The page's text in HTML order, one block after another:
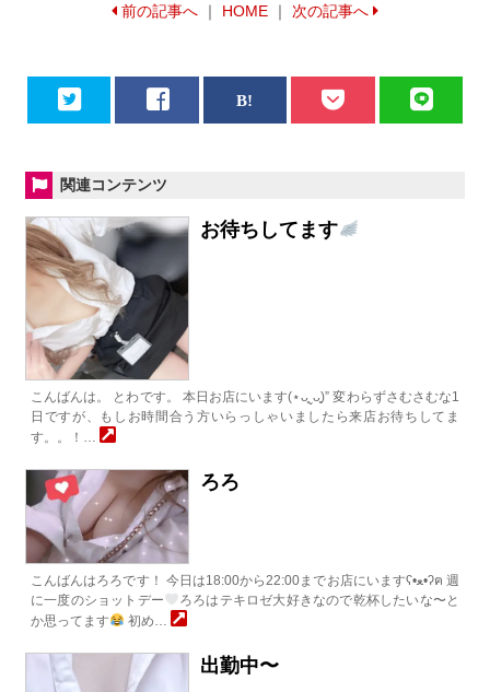
前の記事へ ｜ HOME ｜ 次の記事へ
関連コンテンツ
お待ちしてます
こんばんは。 とわです。 本日お店にいます(⋆ᴗ͈ˬᴗ͈)” 変わらずさむさむな1
日ですが、もしお時間合う方いらっしゃいましたら来店お待ちしてま
す。。！…
ろろ
こんばんはろろです！ 今日は18:00から22:00までお店にいますʕ•ﻌ•ʔฅ 週
に一度のショットデー
ろろはテキロゼ大好きなので乾杯したいな〜と
か思ってます
初め…
出勤中〜